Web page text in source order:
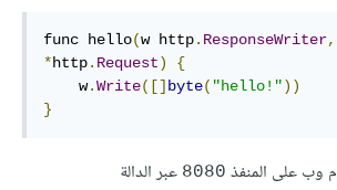
func hello(w http. ResponseWriter,
*http. Request)
{
    w
.Write([] byte( "hello!"))
}
وب على المنفذ 8080 عبر الدالة